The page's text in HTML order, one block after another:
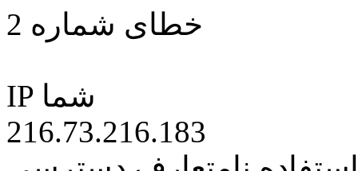
خطای شماره 2
IP شما
216.73.216.183